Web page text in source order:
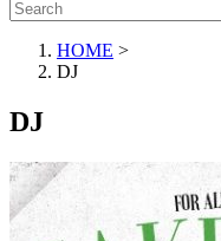
HOME >
DJ
DJ